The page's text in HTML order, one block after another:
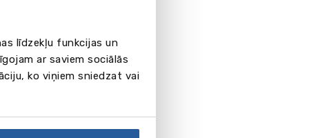
līdzekļu funkcijas un
ar saviem sociālās
ko viņiem sniedzat vai